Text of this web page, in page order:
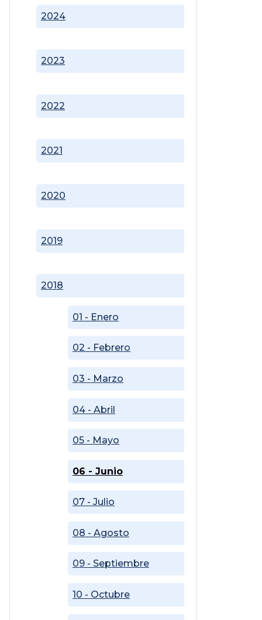
2018
01 - Enero
02 - Febrero
03 - Marzo
04 - Abril
05 - Mayo
06 - Junio
07 - Julio
08 - Agosto
09 - Septiembre
10 - Octubre
2019
2020
2021
2022
2023
2024